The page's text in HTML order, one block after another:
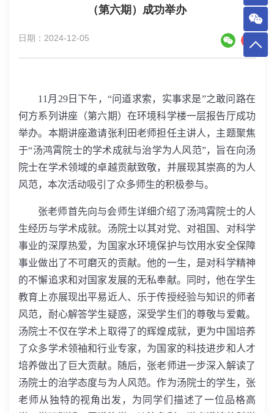
（第六期）成功举办
日期：2024-12-05
11 月 29日下午，“问道求索，实事求是”之敢问路在
何方系列讲座（第六期）在环境科学楼一层报告厅成功
举办。本期讲座邀请张利田老师担任主讲人，主题聚焦
于“汤鸿霄院士的学术成就与治学为人风范”，旨在向汤
院士在学术领域的卓越贡献致敬，并展现其崇高的为人
风范，本次活动吸引了众多师生的积极参与。
张老师首先向与会师生详细介绍了汤鸿霄院士的人
生经历与学术成就。汤院士以其对党、对祖国、对科学
事业的深厚热爱，为国家水环境保护与饮用水安全保障
事业做出了不可磨灭的贡献。他的一生，是对科学精神
的不懈追求和对国家发展的无私奉献。同时，他在学生
教育上亦展现出平易近人、乐于传授经验与知识的师者
风范，耐心解答学生疑惑，深受学生们的尊敬与爱戴。
汤院士不仅在学术上取得了的辉煌成就，更为中国培养
了众多学术领袖和行业专家，为国家的科技进步和人才
培养做出了巨大贡献。随后，张老师进一步深入解读了
汤院士的治学态度与为人风范。作为汤院士的学生，张
老师从独特的视角出发，为同学们描述了一位品格高